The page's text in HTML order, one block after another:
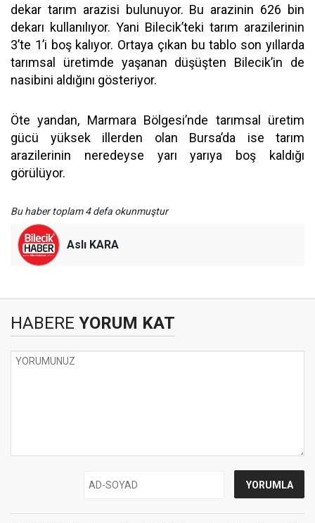
dekar tarım arazisi bulunuyor. Bu arazinin 626 bin
dekarı kullanılıyor. Yani Bilecik’teki tarım arazilerinin
3’te 1’i boş kalıyor. Ortaya çıkan bu tablo son yıllarda
tarımsal üretimde yaşanan düşüşten Bilecik’in de
nasibini aldığını gösteriyor.
Öte yandan, Marmara Bölgesi’nde tarımsal üretim
gücü yüksek illerden olan Bursa’da ise tarım
arazilerinin neredeyse yarı yarıya boş kaldığı
görülüyor.
Bu haber toplam 4 defa okunmuştur
Aslı KARA
HABERE YORUM KAT